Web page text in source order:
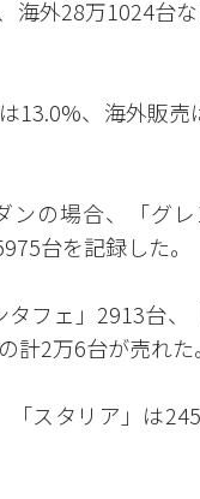
海外28万1024台
13.0%、海外販
の場合、「グ
台を記録した。
フェ」2913台
計2万6台が売れた。
スタリア」は